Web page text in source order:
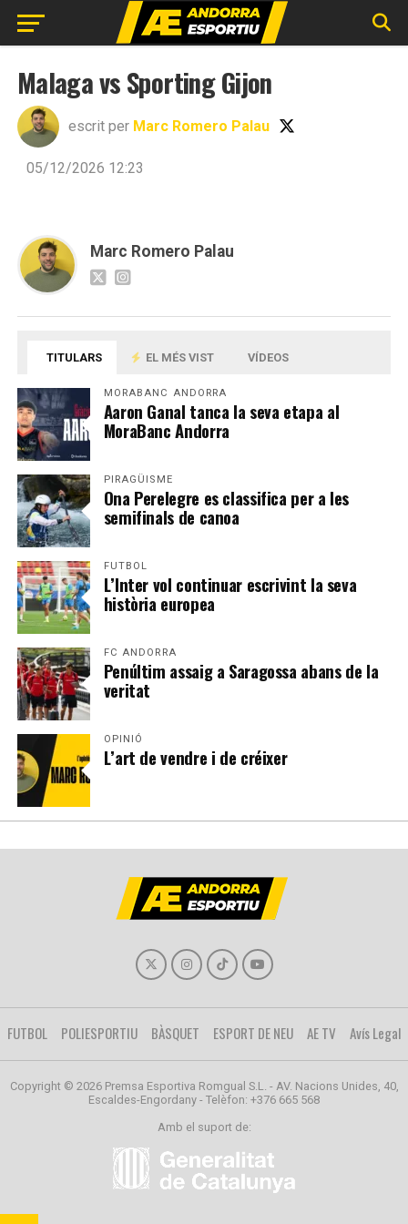
Malaga vs Sporting Gijon
escrit per Marc Romero Palau
05/12/2026 12:23
Marc Romero Palau
TITULARS EL MÉS VIST VÍDEOS
MORABANC ANDORRA
Aaron Ganal tanca la seva etapa al
MoraBanc Andorra
PIRAGÜISME
Ona Perelegre es classifica per a les
semifinals de canoa
FUTBOL
L’Inter vol continuar escrivint la seva
història europea
FC ANDORRA
Penúltim assaig a Saragossa abans de la
veritat
OPINIÓ
L’art de vendre i de créixer
FUTBOL POLIESPORTIU BÀSQUET ESPORT DE NEU AE TV Avís Legal
Copyright © 2026 Premsa Esportiva Romgual S.L. - AV. Nacions Unides, 40,
Escaldes-Engordany - Telèfon: +376 665 568
Amb el suport de: